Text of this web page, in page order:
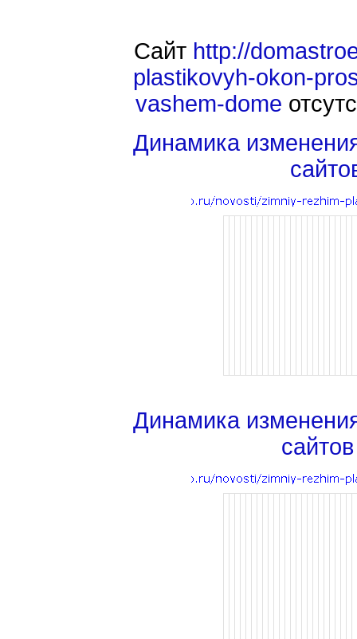
Сайт http://
plastikovyh-okon-
vashem-dome
Динамика
Динамика
сайтов